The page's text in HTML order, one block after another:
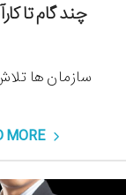
چند گام تا
سازمان ها
MORE